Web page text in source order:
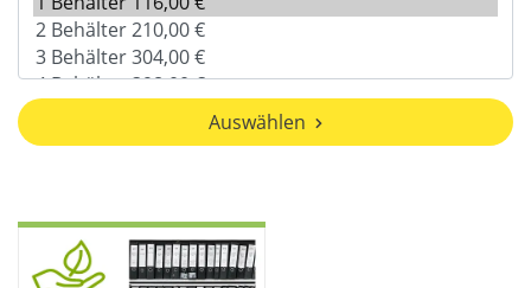
Auswählen